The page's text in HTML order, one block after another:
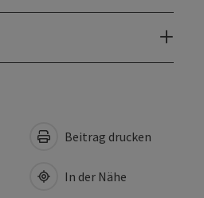
Beitrag drucken
In der Nähe